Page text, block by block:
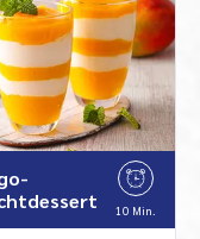
10 Min.